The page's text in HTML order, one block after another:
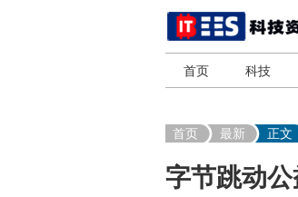
首页 科技
首页 最新 正文
字节跳动